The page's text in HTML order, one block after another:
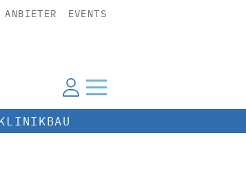
ANBIETER EVENTS